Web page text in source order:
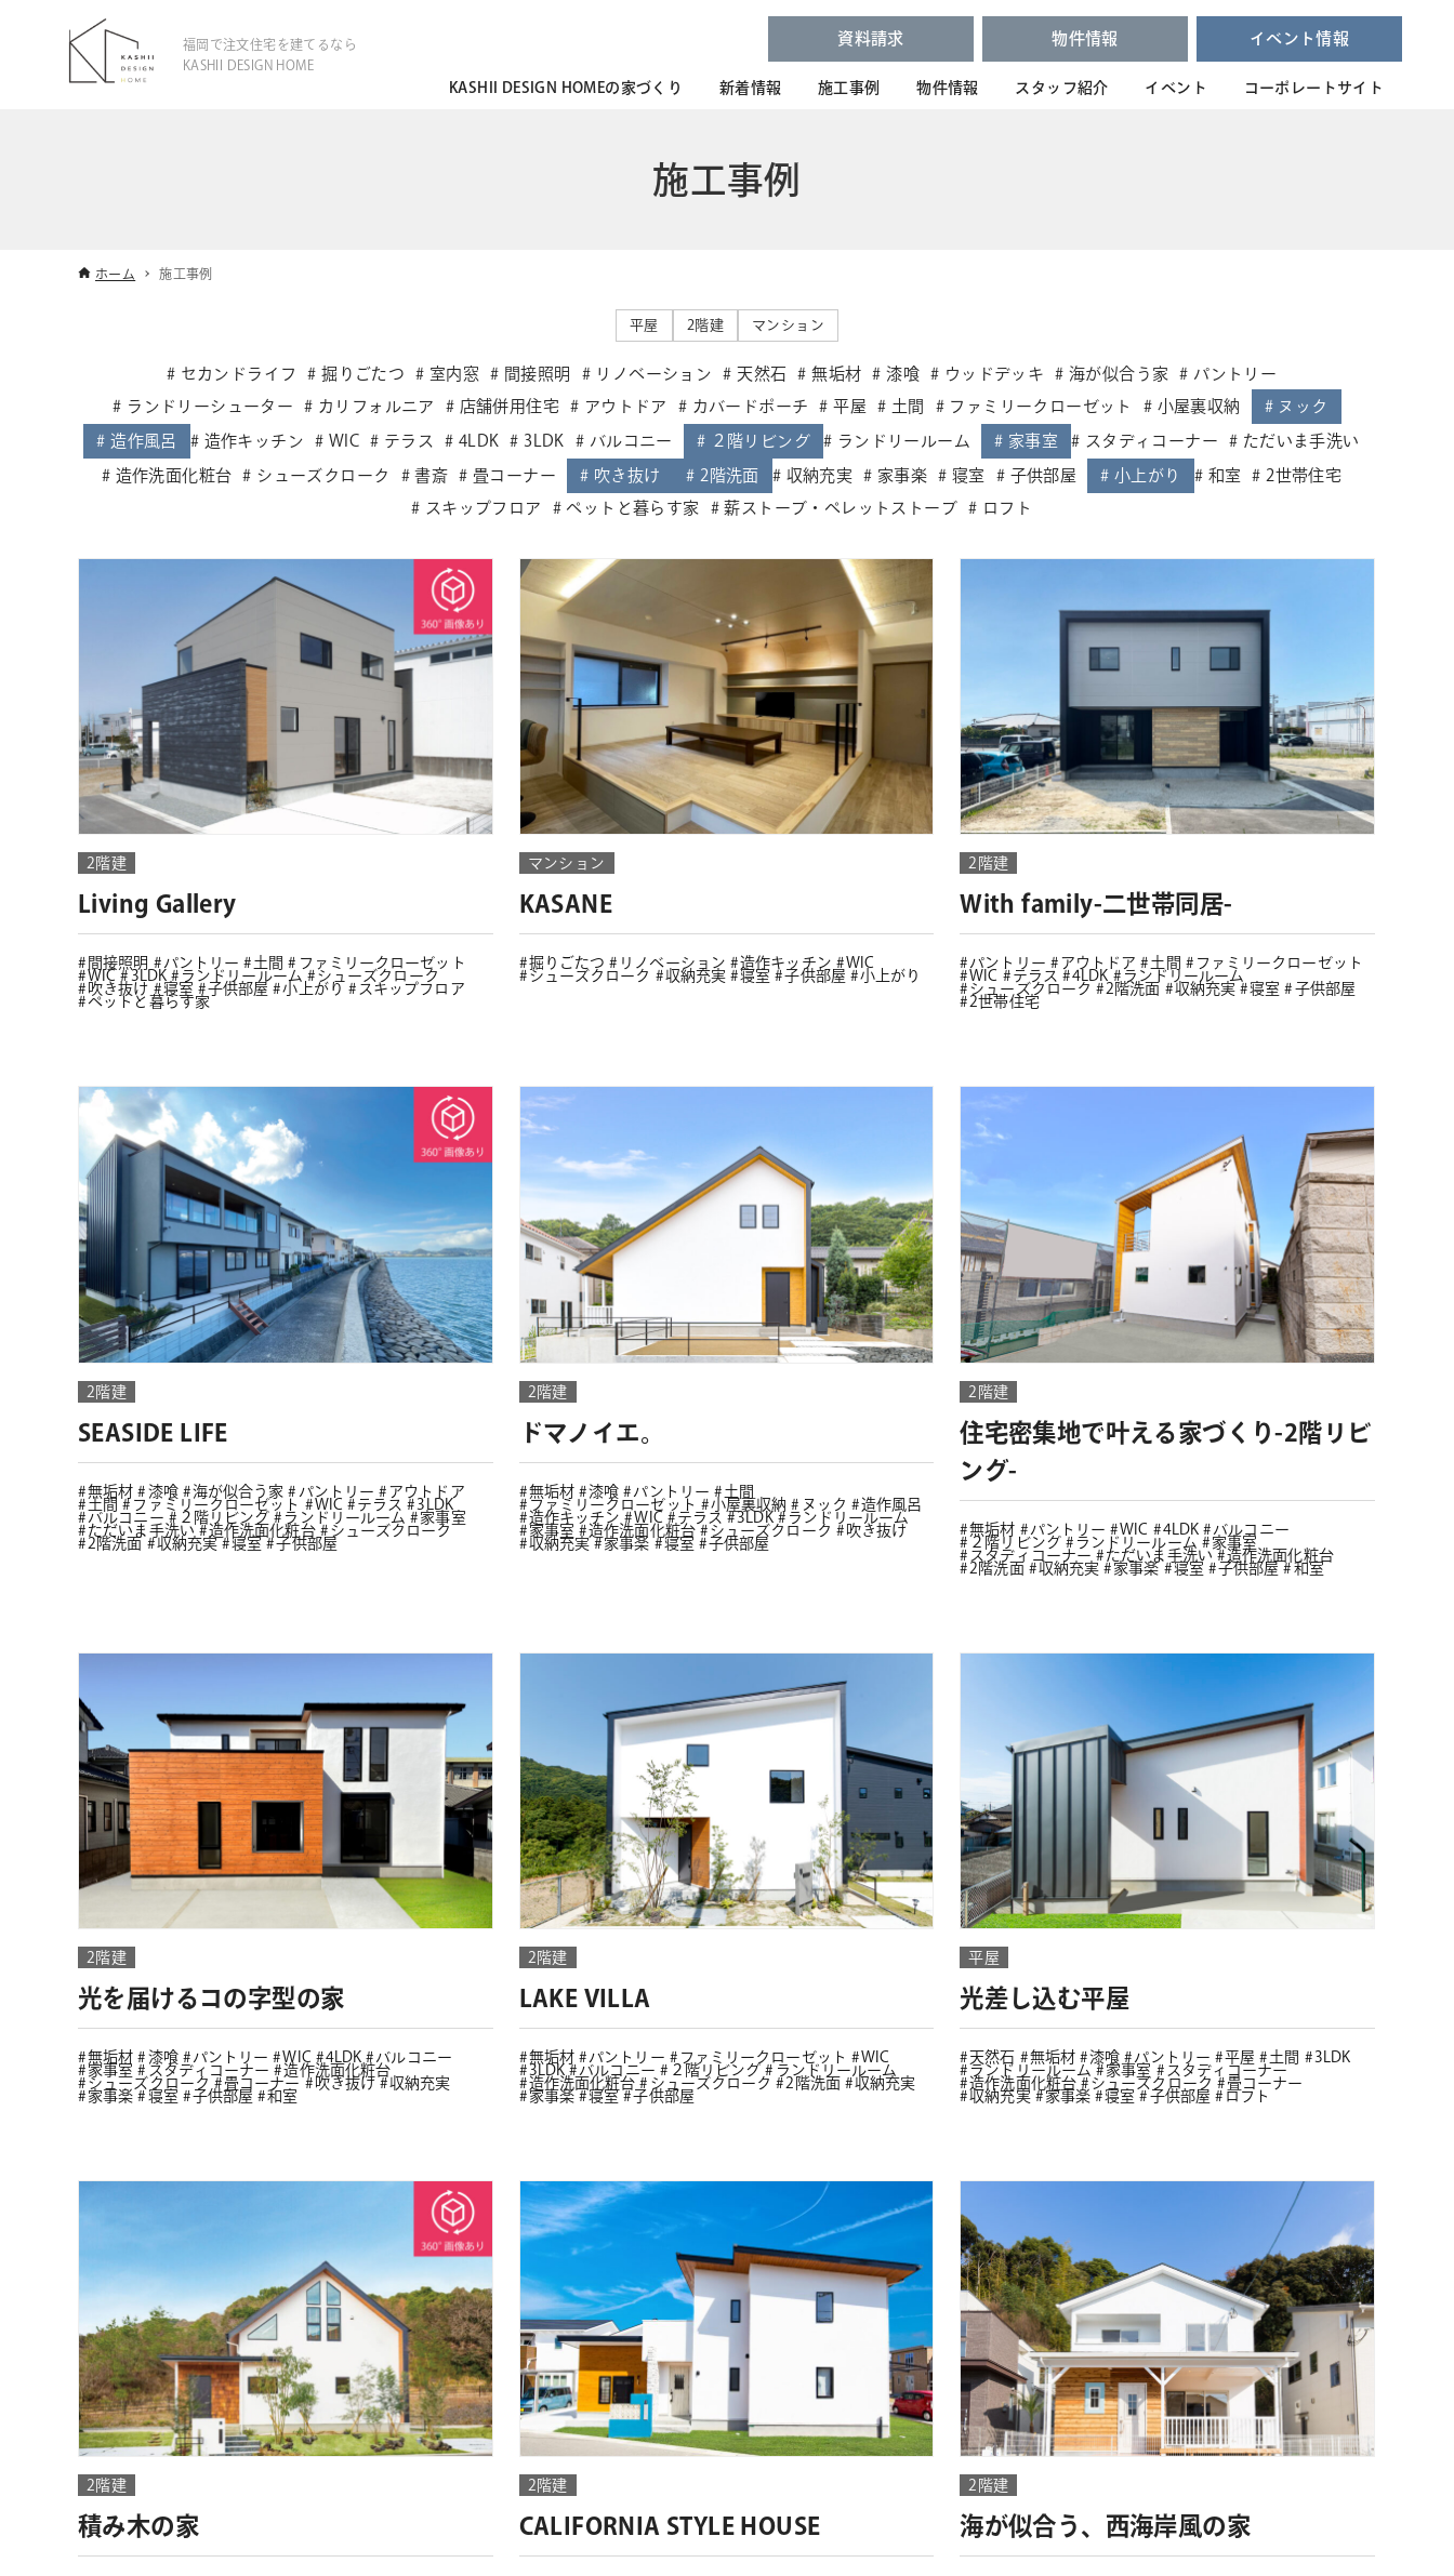
福岡で注文住宅を建てるなら
KASHII DESIGN HOME
資料請求 物件情報 イベント情報
KASHII DESIGN HOMEの家づくり 新着情報 施工事例 物件情報 スタッフ紹介 イベント コーポレートサイト
施工事例
ホーム 施工事例
平屋 2階建 マンション
セカンドライフ 掘りごたつ 室内窓 間接照明 リノベーション 天然石 無垢材 漆喰 ウッドデッキ 海が似合う家
パントリー
ランドリーシューター
カリフォルニア 店舗併用住宅 アウトドア カバードポーチ 平屋 土間 ファミリークローゼット 小屋裏収納 ヌック
造作風呂 造作キッチン WIC テラス 4LDK 3LDK バルコニー ２階リビング ランドリールーム 家事室 スタディコーナー ただいま手洗い
造作洗面化粧台 シューズクローク 書斎 畳コーナー 吹き抜け 2階洗面 収納充実 家事楽 寝室 子供部屋 小上がり 和室
2世帯住宅
スキップフロア
ペットと暮らす家 薪ストーブ・ペレットストーブ ロフト
2階建
Living Gallery
間接照明 パントリー 土間
ファミリークローゼット
WIC
3LDK ランドリールーム
シューズクローク
吹き抜け
寝室 子供部屋 小上がり
スキップフロア
ペットと暮らす家
マンション
KASANE
掘りごたつ リノベーション 造作キッチン
WIC
シューズクローク
収納充実 寝室 子供部屋 小上がり
2階建
With family-二世帯同居-
パントリー アウトドア 土間
ファミリークローゼット
WIC
テラス 4LDK
ランドリールーム
シューズクローク
2階洗面 収納充実 寝室
子供部屋
2世帯住宅
2階建
SEASIDE LIFE
無垢材 漆喰 海が似合う家 パントリー
アウトドア
土間
ファミリークローゼット WIC テラス
3LDK
バルコニー
２階リビング ランドリールーム
家事室
ただいま手洗い
造作洗面化粧台
シューズクローク
2階洗面
収納充実 寝室 子供部屋
2階建
ドマノイエ。
無垢材 漆喰 パントリー
土間
ファミリークローゼット
小屋裏収納 ヌック
造作風呂
造作キッチン
WIC テラス 3LDK
ランドリールーム
家事室
造作洗面化粧台 シューズクローク
吹き抜け
収納充実
家事楽 寝室 子供部屋
2階建
住宅密集地で叶える家づくり-2階リビ
ング-
無垢材 パントリー WIC 4LDK
バルコニー
２階リビング
ランドリールーム
家事室
スタディコーナー
ただいま手洗い
造作洗面化粧台
2階洗面
収納充実 家事楽 寝室 子供部屋 和室
2階建
光を届けるコの字型の家
無垢材 漆喰 パントリー WIC 4LDK
バルコニー
家事室
スタディコーナー
造作洗面化粧台
シューズクローク
畳コーナー 吹き抜け
収納充実
家事楽
寝室 子供部屋 和室
2階建
LAKE VILLA
無垢材 パントリー ファミリークローゼット
WIC
3LDK
バルコニー ２階リビング
ランドリールーム
造作洗面化粧台
シューズクローク 2階洗面
収納充実
家事楽
寝室 子供部屋
平屋
光差し込む平屋
天然石 無垢材 漆喰 パントリー 平屋 土間
3LDK
ランドリールーム
家事室
スタディコーナー
造作洗面化粧台
シューズクローク
畳コーナー
収納充実
家事楽 寝室 子供部屋 ロフト
2階建
積み木の家
2階建
CALIFORNIA STYLE HOUSE
2階建
海が似合う、西海岸風の家